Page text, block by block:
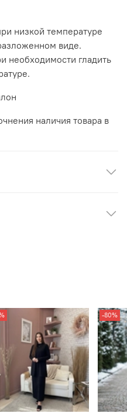
низкой температуре
виде.
необходимости гладить
наличия товара в
-80%